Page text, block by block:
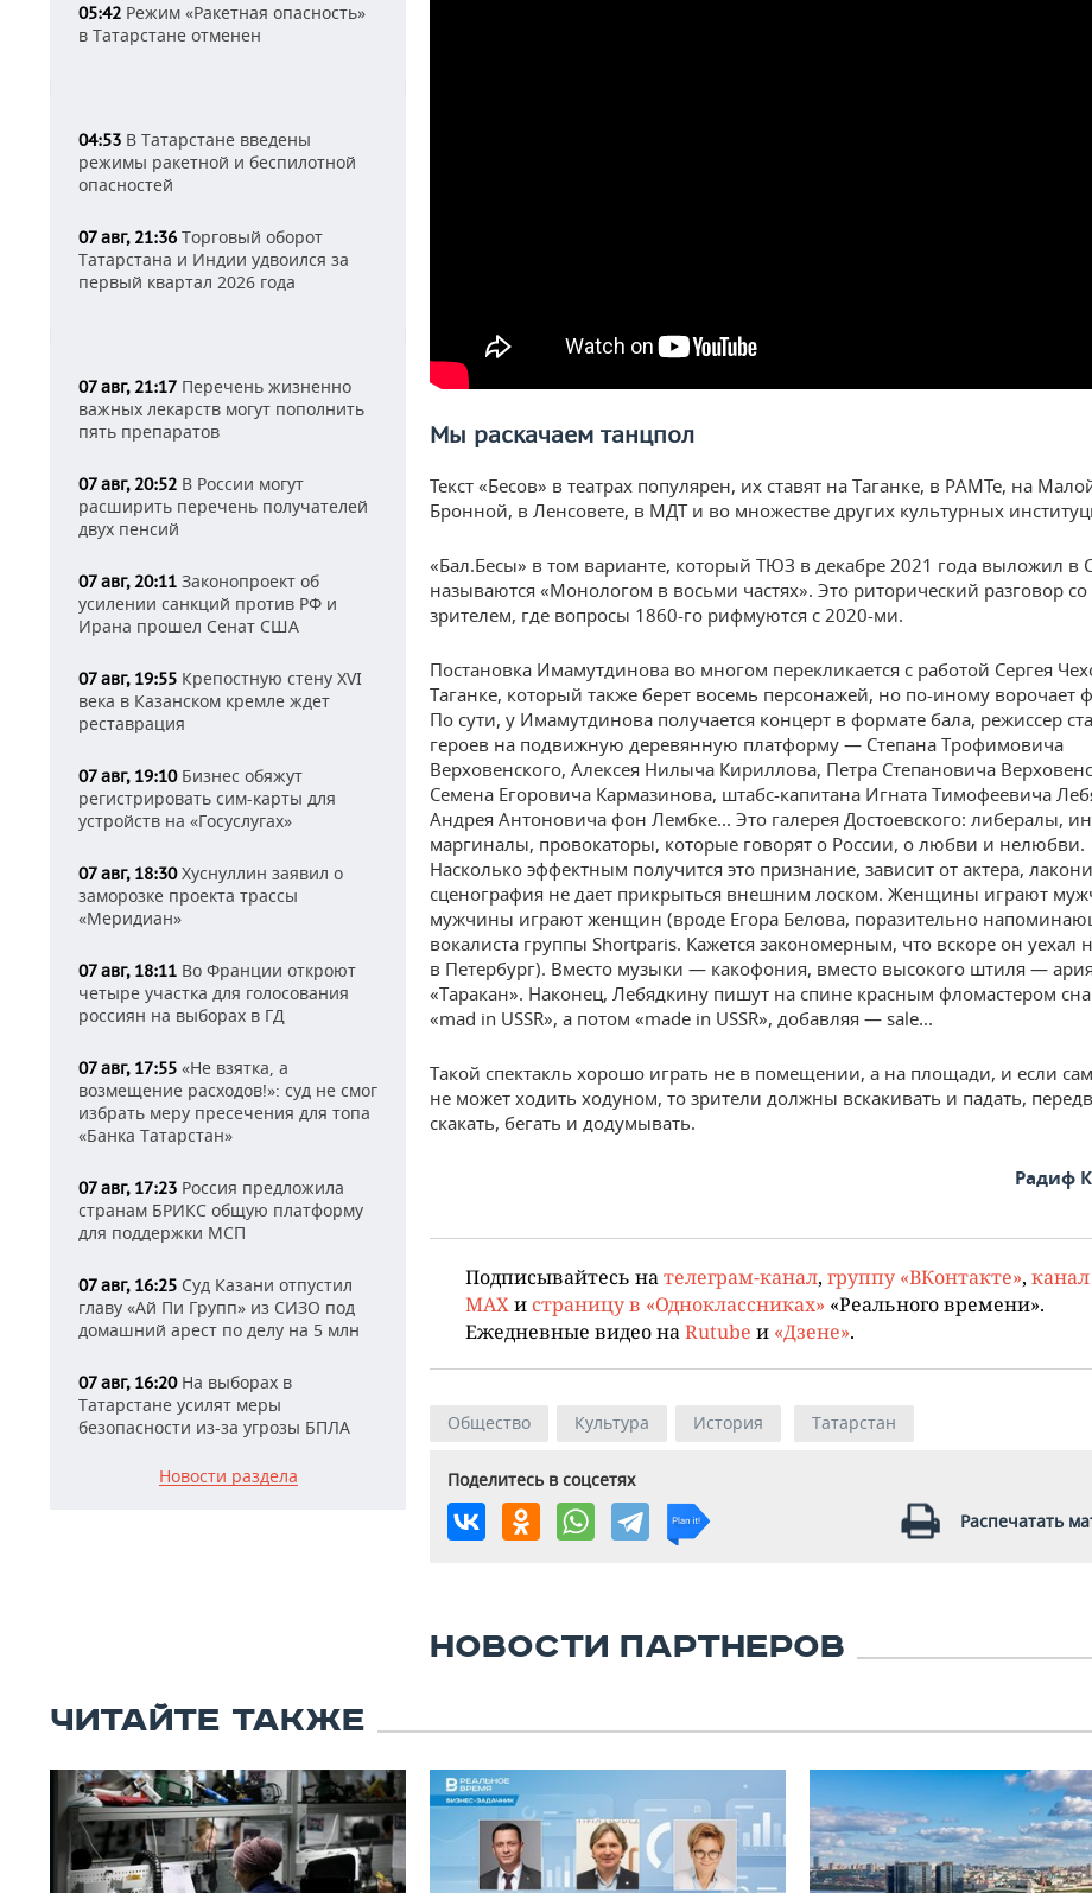
05:42 Режим «Ракетная опасность»
в Татарстане отменен
04:53 В Татарстане введены
режимы ракетной и беспилотной
опасностей
07 авг, 21:36 Торговый оборот
Татарстана и Индии удвоился за
первый квартал 2026 года
07 авг, 21:17 Перечень жизненно
важных лекарств могут пополнить
пять препаратов
07 авг, 20:52 В России могут
расширить перечень получателей
двух пенсий
07 авг, 20:11 Законопроект об
усилении санкций против РФ и
Ирана прошел Сенат США
07 авг, 19:55 Крепостную стену XVI
века в Казанском кремле ждет
реставрация
07 авг, 19:10Бизнес обяжут
регистрировать сим-карты для
устройств на «Госуслугах»
07 авг, 18:30Хуснуллин заявил о
заморозке проекта трассы
«Меридиан»
07 авг, 18:11 Во Франции откроют
четыре участка для голосования
россиян на выборах в ГД
07 авг, 17:55 «Не взятка, а
возмещение расходов!»: суд не смог
избрать меру пресечения для топа
«Банка Татарстан»
07 авг, 17:23 Россия предложила
странам БРИКС общую платформу
для поддержки МСП
07 авг, 16:25 Суд Казани отпустил
главу «Ай Пи Групп» из СИЗО под
домашний арест по делу на 5 млн
07 авг, 16:20На выборах в
Татарстане усилят меры
безопасности из-за угрозы БПЛА
Новости раздела
Мы раскачаем танцпол
Текст «Бесов» в театрах популярен, их ставят на Таганке, в РАМТе, на
Бронной, в Ленсовете, в МДТ и во множестве других культурных
«Бал.Бесы» в том варианте, который ТЮЗ в декабре 2021 года выложил в
называются «Монологом в восьми частях». Это риторический разговор со
зрителем, где вопросы 1860-го рифмуются с 2020-ми.
Постановка Имамутдинова во многом перекликается с работой Сергея
Таганке, который также берет восемь персонажей, но по-иному ворочает
По сути, у Имамутдинова получается концерт в формате бала, режиссер
героев на подвижную деревянную платформу — Степана Трофимовича
Верховенского, Алексея Нилыча Кириллова, Петра Степановича
Семена Егоровича Кармазинова, штабс-капитана Игната Тимофеевича
Андрея Антоновича фон Лембке... Это галерея Достоевского: либералы,
маргиналы, провокаторы, которые говорят о России, о любви и нелюбви.
Насколько эффектным получится это признание, зависит от актера,
сценография не дает прикрыться внешним лоском. Женщины играют
мужчины играют женщин (вроде Егора Белова, поразительно
вокалиста группы Shortparis. Кажется закономерным, что вскоре он
в Петербург). Вместо музыки — какофония, вместо высокого штиля — ария
«Таракан». Наконец, Лебядкину пишут на спине красным фломастером
«mad in USSR», а потом «made in USSR», добавляя — sale...
Такой спектакль хорошо играть не в помещении, а на площади, и если
не может ходить ходуном, то зрители должны вскакивать и падать,
скакать, бегать и додумывать.
Радиф
Подписывайтесь на телеграм-канал, группу «ВКонтакте»,
MAX и страницу в «Одноклассниках» «Реального времени».
Ежедневные видео на Rutube и «Дзене».
Общество Культура История Татарстан
Поделитесь в соцсетях
Распечатать
НОВОСТИ ПАРТНЕРОВ
ЧИТАЙТЕ ТАКЖЕ